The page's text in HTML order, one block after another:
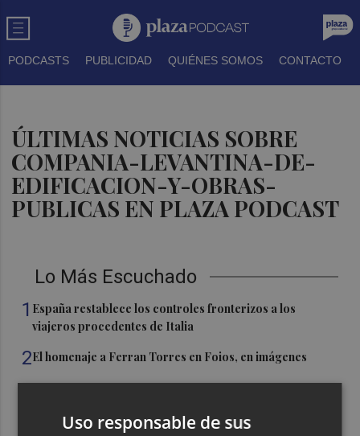
PODCASTS PUBLICIDAD QUIÉNES SOMOS CONTACTO
ÚLTIMAS NOTICIAS SOBRE
COMPANIA-LEVANTINA-DE-
EDIFICACION-Y-OBRAS-
PUBLICAS EN PLAZA PODCAST
Lo Más Escuchado
1 España restablece los controles fronterizos a los
viajeros procedentes de Italia
2El homenaje a Ferran Torres en Foios, en imágenes
pueblo: "Allá donde voy siempre digo que soy de Foios"
Uso responsable de sus